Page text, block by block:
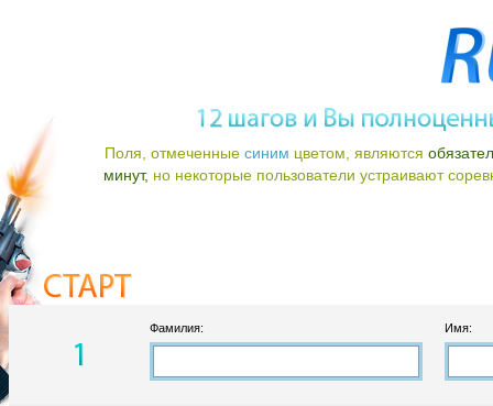
Поля, отмеченные синим цветом, являются
минут, но некоторые пользователи устраивают
Фамилия: Имя: